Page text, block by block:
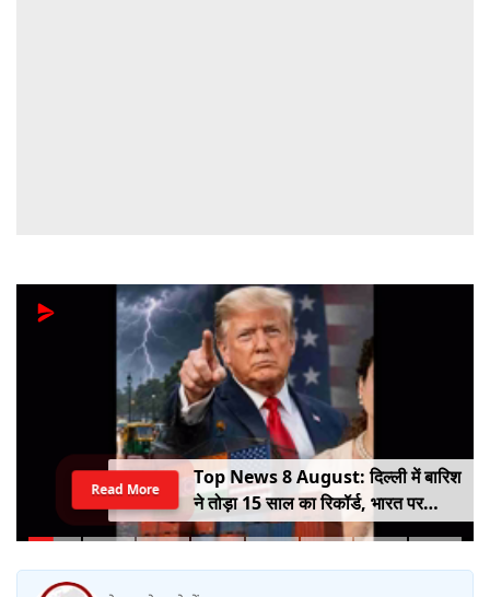
Top News 8 August: दिल्ली में बारिश
ने तोड़ा 15 साल का रिकॉर्ड, भारत पर
100% टैरिफ का खतरा; Gen Z पर कंगना
Read More